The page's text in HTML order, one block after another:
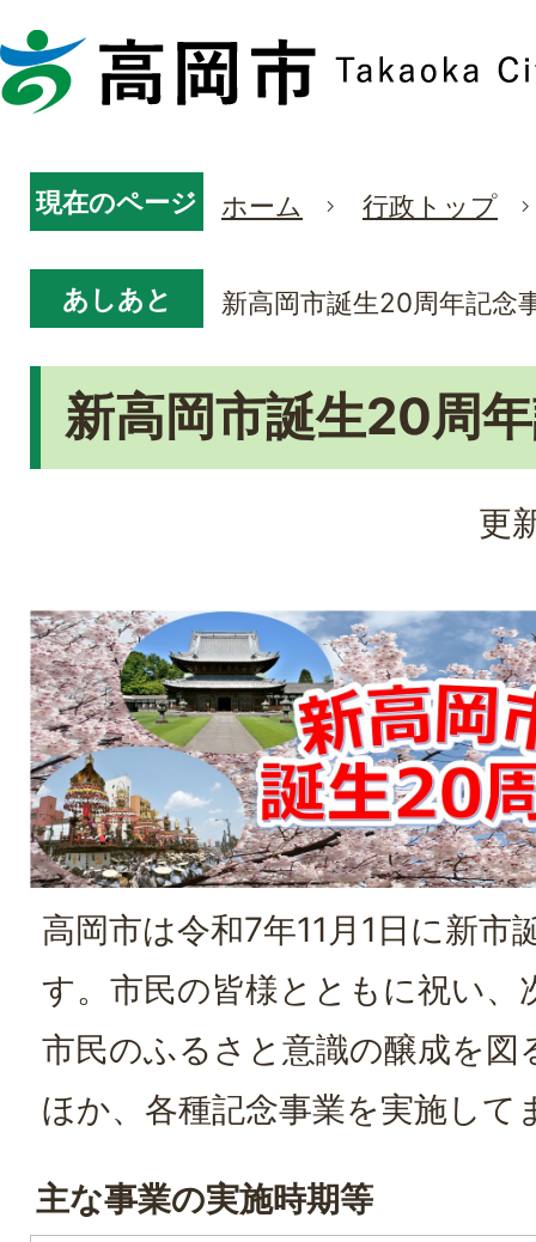
現在のページ ホーム 行政トップ
あしあと 新高岡市誕生20周年記念
新高岡市誕生20周
更
高岡市は令和7年11月1日に新市
す。市民の皆様とともに祝い、
市民のふるさと意識の醸成を図
ほか、各種記念事業を実施して
主な事業の実施時期等